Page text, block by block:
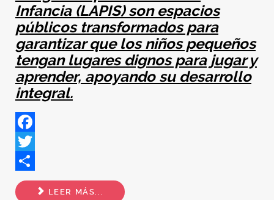
Infancia (LAPIS) son espacios
públicos transformados para
garantizar que los niños pequeños
tengan lugares dignos para jugar y
aprender, apoyando su desarrollo
integral.
Facebook
Twitter
Share
LEER MÁS...